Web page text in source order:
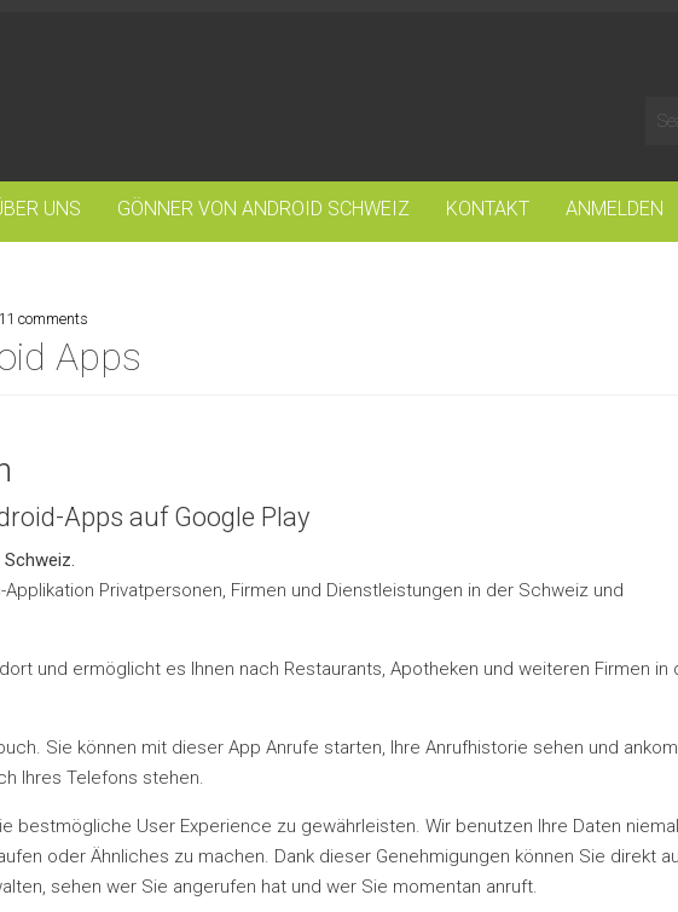
UNS GÖNNER VON ANDROID SCHWEIZ KONTAKT ANMELDEN
11 comments
Apps
Apps auf Google Play
Privatpersonen, Firmen und Dienstleistungen in der Schweiz und
und ermöglicht es Ihnen nach Restaurants, Apotheken und weiteren Firmen in
Sie können mit dieser App Anrufe starten, Ihre Anrufhistorie sehen und
Ihres Telefons stehen.
bestmögliche User Experience zu gewährleisten. Wir benutzen Ihre Daten
oder Ähnliches zu machen. Dank dieser Genehmigungen können Sie direkt
sehen wer Sie angerufen hat und wer Sie momentan anruft.